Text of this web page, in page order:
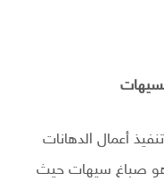
أعمال الدهانات
هو صباغ سيهات حيث